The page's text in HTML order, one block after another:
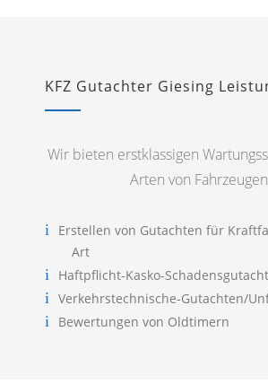
KFZ Gutachter Giesing
Wir bieten erstklassigen
Arten von
Erstellen von Gutachten für
Art
Haftpflicht-Kasko-
Verkehrstechnische-Gutachten/
Bewertungen von Oldtimern